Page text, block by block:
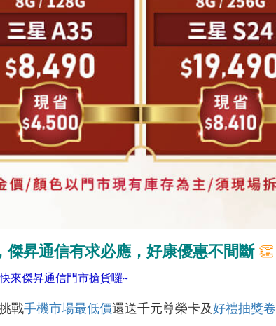
昇通信有求必應，好康優惠不間斷 👏
來傑昇通信門市搶貨囉~
戰手機市場最低價還送千元尊榮卡及好禮抽獎卷